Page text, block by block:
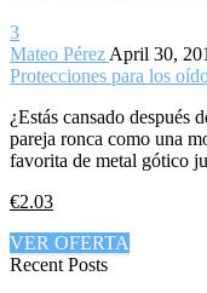
3
Mateo Pérez April 30,
Protecciones para los
¿Estás cansado después
pareja ronca como una
favorita de metal gótico
€2.03
VER OFERTA
Recent Posts